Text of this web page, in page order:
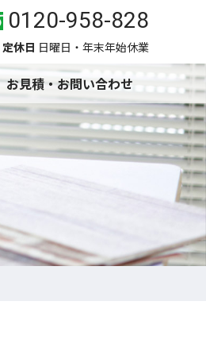
0120-958-828
定休日 日曜日・年末年始休業
お見積・お問い合わせ